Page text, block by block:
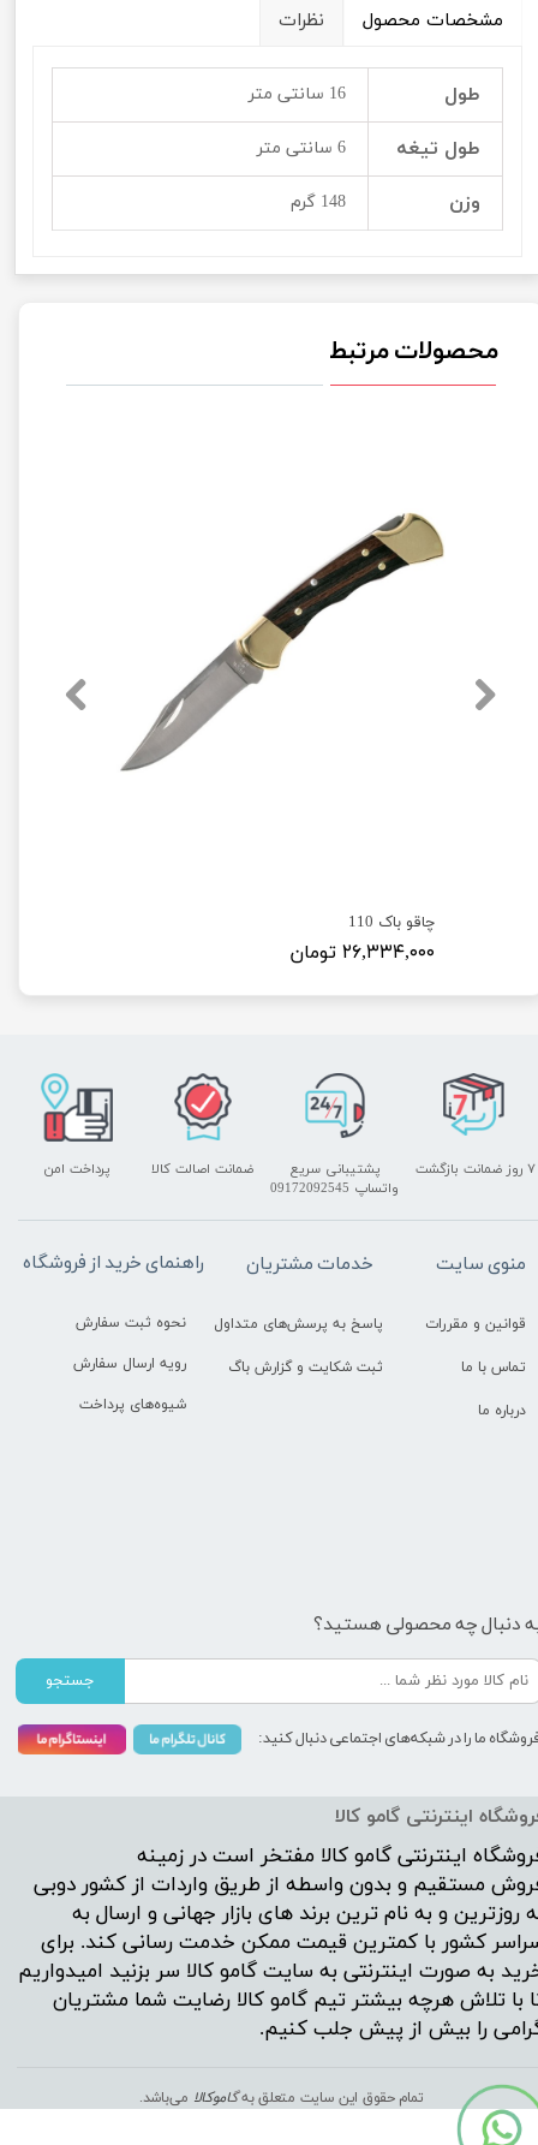
مشخصات محصول نظرات
طول 16 سانتی متر
طول تیغه 6 سانتی متر
وزن 148 گرم
محصولات مرتبط
چاقو باک 110
۲۶,۳۳۴,۰۰۰ تومان
اینترنتی گامو کالا
اینترنتی گامو کالا مفتخر است در زمینه
مستقیم و بدون واسطه از طریق واردات از کشور دوبی
روزترین و به نام ترین برند های بازار جهانی و ارسال به
کشور با کمترین قیمت ممکن خدمت رسانی کند. برای
به صورت اینترنتی به سایت گامو کالا سر بزنید امیدواریم
با تلاش هرچه بیشتر تیم گامو کالا رضایت شما مشتریان
را بیش از پیش جلب کنیم.
تمام حقوق این سایت متعلق بهگاموکالا می‌باشد.
پشتیبانی سریع
واتساپ 09172092545
پرداخت امن ۷ روز ضمانت بازگشت ضمانت اصالت کالا
راهنمای خرید از فروشگاه
نحوه ثبت سفارش
رویه ارسال سفارش
شیوه‌های پرداخت
خدمات مشتریان
پاسخ به پرسش‌های متداول
ثبت شکایت و گزارش باگ
منوی سایت
قوانین و مقررات
تماس با ما
درباره ما
دنبال چه محصولی هستید؟
جستجو
ما را در شبکه‌های اجتماعی دنبال کنید: